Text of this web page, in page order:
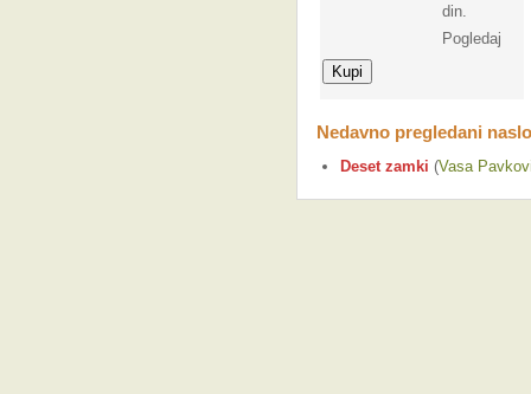
din.
Pogledaj
Nedavno pregledani
Deset zamki (Vasa